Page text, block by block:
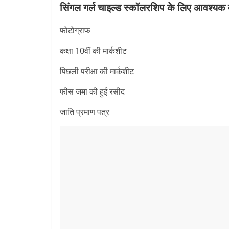
सिंगल गर्ल चाइल्‍ड स्‍कॉलरशिप के लिए आवश्‍यक
फोटोग्राफ
कक्षा 10वीं की मार्कशीट
पिछली परीक्षा की मार्कशीट
फीस जमा की हुई रसीद
जाति प्रमाण पत्र